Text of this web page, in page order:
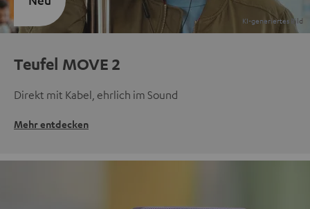
Teufel MOVE 2
Direkt mit Kabel, ehrlich im Sound
Mehr entdecken